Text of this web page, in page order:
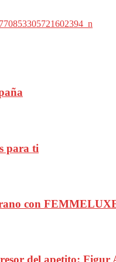
para ti
con